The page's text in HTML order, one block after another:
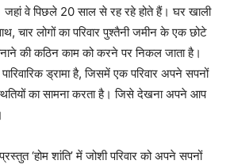
जहां वे पिछले 20 साल से रह रहे होते हैं। घर खाली
चार लोगों का परिवार पुश्तैनी जमीन के एक छोटे
की कठिन काम को करने पर निकल जाता है।
ड्रामा है, जिसमें एक परिवार अपने सपनों
का सामना करता है। जिसे देखना अपने आप
‘होम शांति’ में जोशी परिवार को अपने सपनों